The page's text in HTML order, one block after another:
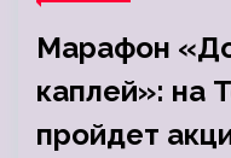
Марафон
каплей»: на
пройдет